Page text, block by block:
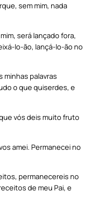
sem mim, nada
será lançado fora,
lo-ão, lançá-lo-ão no
minhas palavras
o que quiserdes, e
vós deis muito fruto
amei. Permanecei no
permanecereis no
de meu Pai, e